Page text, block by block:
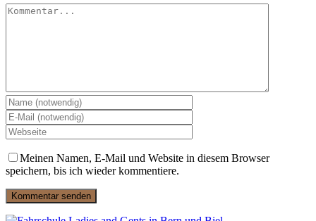
Kommentar
Meinen Namen, E-Mail und Website in diesem Browser
speichern, bis ich wieder kommentiere.